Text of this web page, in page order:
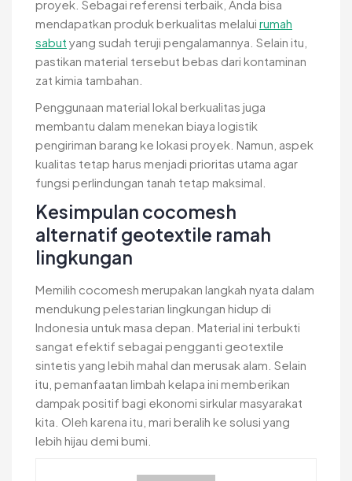
proyek. Sebagai referensi terbaik, Anda bisa
mendapatkan produk berkualitas melalui rumah
sabut yang sudah teruji pengalamannya. Selain itu,
pastikan material tersebut bebas dari kontaminan
zat kimia tambahan.
Penggunaan material lokal berkualitas juga
membantu dalam menekan biaya logistik
pengiriman barang ke lokasi proyek. Namun, aspek
kualitas tetap harus menjadi prioritas utama agar
fungsi perlindungan tanah tetap maksimal.
Kesimpulan cocomesh
alternatif geotextile ramah
lingkungan
Memilih cocomesh merupakan langkah nyata dalam
mendukung pelestarian lingkungan hidup di
Indonesia untuk masa depan. Material ini terbukti
sangat efektif sebagai pengganti geotextile
sintetis yang lebih mahal dan merusak alam. Selain
itu, pemanfaatan limbah kelapa ini memberikan
dampak positif bagi ekonomi sirkular masyarakat
kita. Oleh karena itu, mari beralih ke solusi yang
lebih hijau demi bumi.